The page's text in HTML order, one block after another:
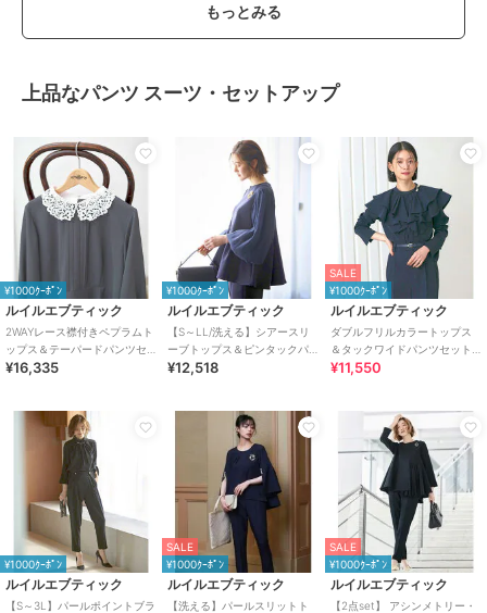
もっとみる
上品なパンツ スーツ・セットアップ
¥1000ｸｰﾎﾟﾝ
ルイルエブティック
2WAYレース襟付きペプラムト
ップス＆テーパードパンツセ
ットアップ
¥16,335
¥1000ｸｰﾎﾟﾝ
ルイルエブティック
【S～LL/洗える】シアースリ
ーブトップス＆ピンタックパ
ンツダンボールニットセット
¥12,518
SALE
¥1000ｸｰﾎﾟﾝ
ルイルエブティック
ダブルフリルカラートップス
＆タックワイドパンツセット
アップ
¥11,550
¥1000ｸｰﾎﾟﾝ
ルイルエブティック
【S～3L】パールポイントブラ
SALE
¥1000ｸｰﾎﾟﾝ
ルイルエブティック
【洗える】パールスリットト
SALE
¥1000ｸｰﾎﾟﾝ
ルイルエブティック
【2点set】 アシンメトリー・